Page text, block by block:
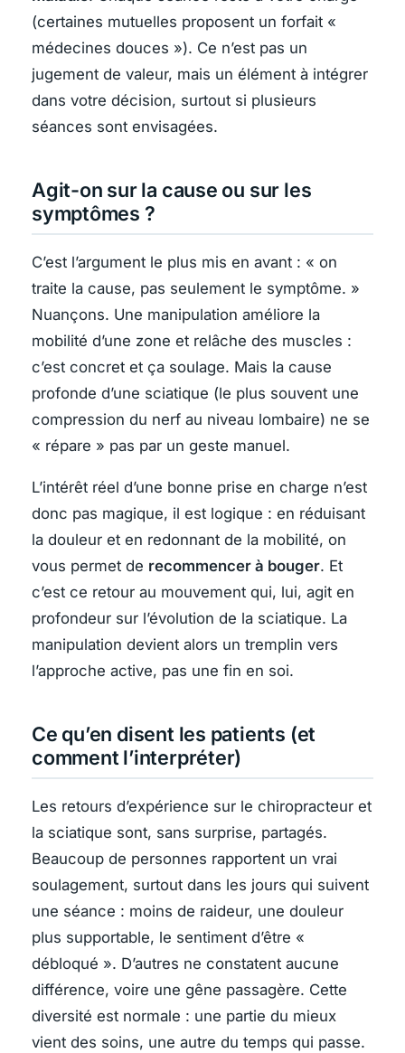
(certaines mutuelles proposent un forfait «
médecines douces »). Ce n’est pas un
jugement de valeur, mais un élément à intégrer
dans votre décision, surtout si plusieurs
séances sont envisagées.
Agit-on sur la cause ou sur les
symptômes ?
C’est l’argument le plus mis en avant : « on
traite la cause, pas seulement le symptôme. »
Nuançons. Une manipulation améliore la
mobilité d’une zone et relâche des muscles :
c’est concret et ça soulage. Mais la cause
profonde d’une sciatique (le plus souvent une
compression du nerf au niveau lombaire) ne se
« répare » pas par un geste manuel.
L’intérêt réel d’une bonne prise en charge n’est
donc pas magique, il est logique : en réduisant
la douleur et en redonnant de la mobilité, on
vous permet de recommencer à bouger. Et
c’est ce retour au mouvement qui, lui, agit en
profondeur sur l’évolution de la sciatique. La
manipulation devient alors un tremplin vers
l’approche active, pas une fin en soi.
Ce qu’en disent les patients (et
comment l’interpréter)
Les retours d’expérience sur le chiropracteur et
la sciatique sont, sans surprise, partagés.
Beaucoup de personnes rapportent un vrai
soulagement, surtout dans les jours qui suivent
une séance : moins de raideur, une douleur
plus supportable, le sentiment d’être «
débloqué ». D’autres ne constatent aucune
différence, voire une gêne passagère. Cette
diversité est normale : une partie du mieux
vient des soins, une autre du temps qui passe.